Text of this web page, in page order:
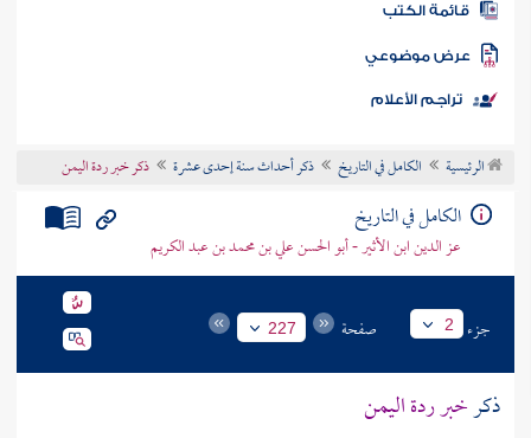
المكتبة
الكتب
موضوعي
تراجم الأعلام
الرئيسية الكامل في التاريخ ذكر أحداث سنة إحدى عشرة ذكر خبر ردة اليمن
الكامل في التاريخ
عز الدين ابن الأثير - أبو الحسن علي بن محمد بن عبد الكريم
جزء 2 صفحة 227
ذكرخبر ردةاليمن